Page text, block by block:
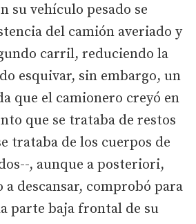
su vehículo pesado se
del camión averiado y
carril, reduciendo la
esquivar, sin embargo, un
que el camionero creyó en
que se trataba de restos
trataba de los cuerpos de
, aunque a posteriori,
a descansar, comprobó para
parte baja frontal de su